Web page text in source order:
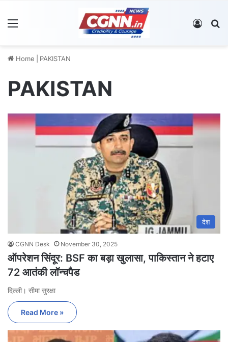
Log In
Home PAKISTAN
PAKISTAN
देश
CGNN Desk November 30, 2025
ऑपरेशन सिंदूर: BSF का बड़ा खुलासा, पाकिस्तान ने हटाए
72 आतंकी लॉन्चपैड
दिल्ली। सीमा सुरक्षा
Read More »